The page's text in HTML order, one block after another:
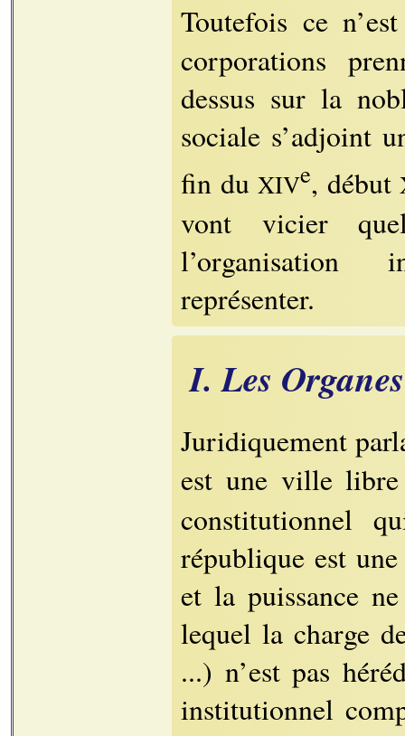
Toutefois ce
corporations
dessus sur la
sociale s’adjoint
fin duXIVe, début
vont vicier
l’organisation
représenter.
I. Les
Juridiquement
est une ville
constitutionnel
république est
et la puissance
lequel la charge
...) n’est pas
institutionnel